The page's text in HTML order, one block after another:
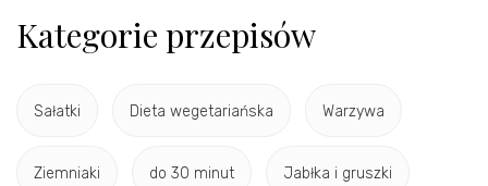
Kategorie przepisów
Sałatki Dieta wegetariańska Warzywa
Ziemniaki do 30 minut Jabłka i gruszki